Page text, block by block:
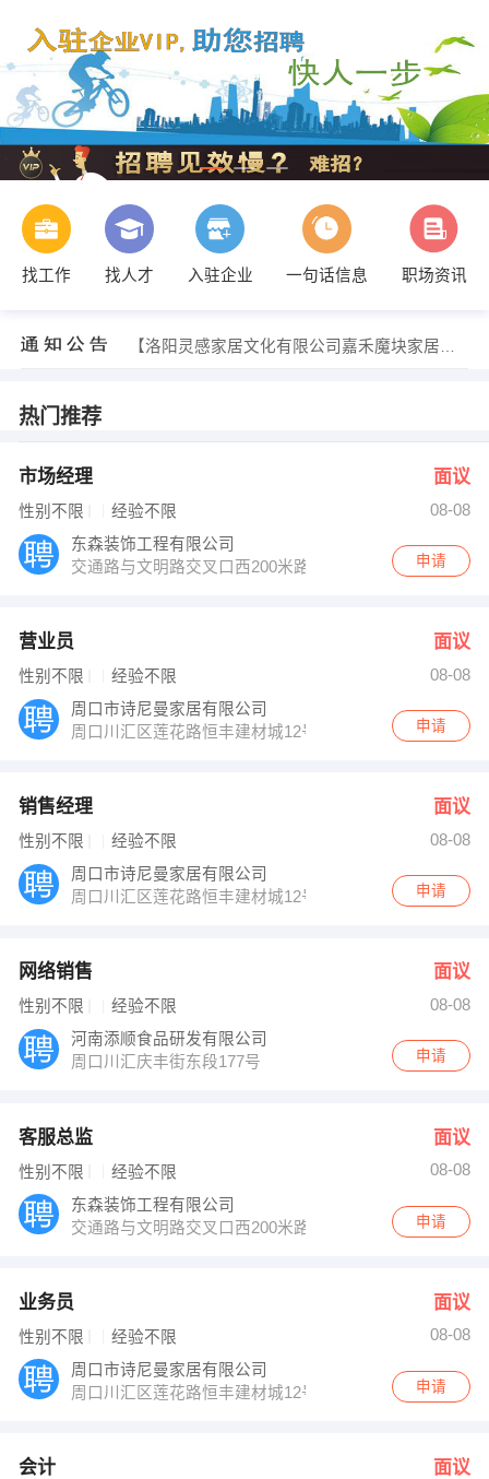
找工作 找人才 入驻企业 一句话信息 职场资讯
【洛阳灵感家居文化有限公司嘉禾魔块家居创意 】 强势入驻
郭海峰 发布 [网络销售 ] 招聘信息
胡经理 发布 [客服总监 ] 招聘信息
【洛阳灵感家居文化有限公司嘉禾魔块家居创意 】 强势入驻
热门推荐
市场经理 面议
性别不限 经验不限
08-08
东森装饰工程有限公司
交通路与文明路交叉口西200米路南
申请
营业员 面议
性别不限 经验不限
08-08
周口市诗尼曼家居有限公司
周口川汇区莲花路恒丰建材城12号楼
申请
销售经理 面议
性别不限 经验不限
08-08
周口市诗尼曼家居有限公司
周口川汇区莲花路恒丰建材城12号楼
申请
网络销售 面议
性别不限 经验不限
08-08
河南添顺食品研发有限公司
周口川汇庆丰街东段177号
申请
客服总监 面议
性别不限 经验不限
08-08
东森装饰工程有限公司
交通路与文明路交叉口西200米路南
申请
业务员 面议
性别不限 经验不限
08-08
周口市诗尼曼家居有限公司
周口川汇区莲花路恒丰建材城12号楼
申请
会计 面议